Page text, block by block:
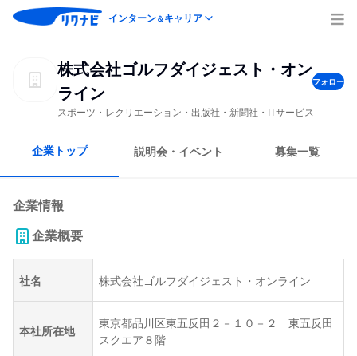
インターン＆キャリア
株式会社ゴルフダイジェスト・オン
ライン
フォロー
スポーツ・レクリエーション・出版社・新聞社・ITサービス
企業トップ 説明会・イベント 募集一覧
企業情報
企業概要
社名 株式会社ゴルフダイジェスト・オンライン
本社所在地
東京都品川区東五反田２－１０－２ 東五反田
スクエア８階